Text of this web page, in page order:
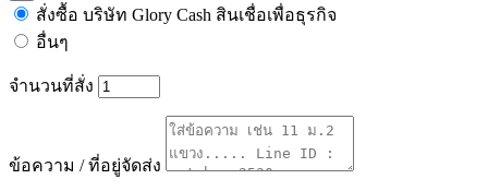
สั่งซื้อ บริษัท Glory Cash สินเชื่อเพื่อธุรกิจ
อื่นๆ
จำนวนที่สั่ง
ข้อความ / ที่อยู่จัดส่ง